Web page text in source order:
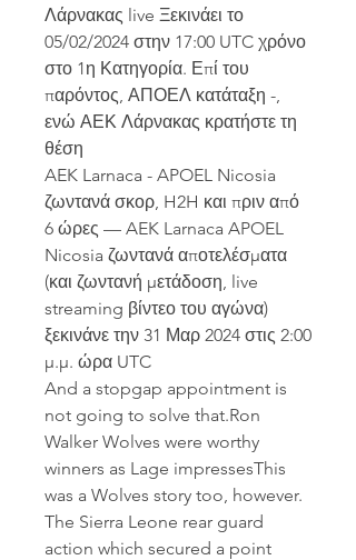
Λάρνακας live Ξεκινάει το
05/02/2024 στην 17:00 UTC χρόνο
στο 1η Κατηγορία. Επί του
παρόντος, ΑΠΟΕΛ κατάταξη -,
ενώ ΑΕΚ Λάρνακας κρατήστε τη
θέση
AEK Larnaca - APOEL Nicosia
ζωντανά σκορ, H2H και πριν από
6 ώρες — AEK Larnaca APOEL
Nicosia ζωντανά αποτελέσματα
(και ζωντανή μετάδοση, live
streaming βίντεο του αγώνα)
ξεκινάνε την 31 Μαρ 2024 στις 2:00
μ.μ. ώρα UTC
And a stopgap appointment is
not going to solve that.Ron
Walker Wolves were worthy
winners as Lage impressesThis
was a Wolves story too, however.
The Sierra Leone rear guard
action which secured a point